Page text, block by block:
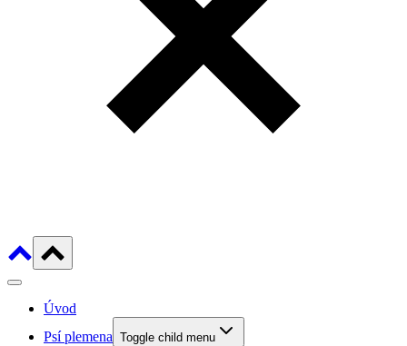
Úvod
Psí plemena Toggle child menu